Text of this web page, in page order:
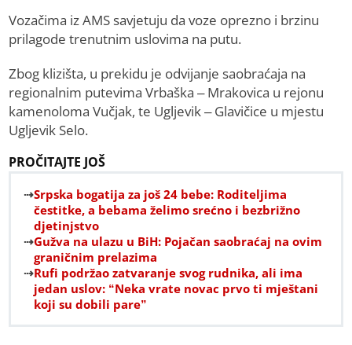
Vozačima iz AMS savjetuju da voze oprezno i brzinu
prilagode trenutnim uslovima na putu.
Zbog klizišta, u prekidu je odvijanje saobraćaja na
regionalnim putevima Vrbaška – Mrakovica u rejonu
kamenoloma Vučjak, te Ugljevik – Glavičice u mjestu
Ugljevik Selo.
PROČITAJTE JOŠ
Srpska bogatija za još 24 bebe: Roditeljima
čestitke, a bebama želimo srećno i bezbrižno
djetinjstvo
Gužva na ulazu u BiH: Pojačan saobraćaj na ovim
graničnim prelazima
Rufi podržao zatvaranje svog rudnika, ali ima
jedan uslov: “Neka vrate novac prvo ti mještani
koji su dobili pare”